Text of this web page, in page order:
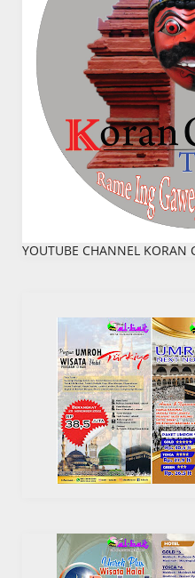
YOUTUBE CHANNEL KORAN